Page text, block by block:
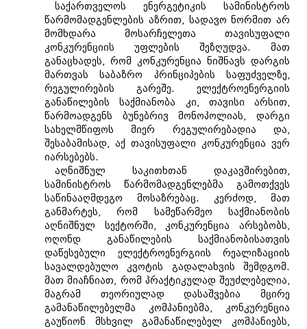
საქართველოს ენერგეტიკის სამინისტროს
წარმომადგენლების აზრით, სადავო ნორმით არ
მომხდარა მოსარჩელეთა თავისუფალი
კონკურენციის უფლების შეზღუდვა. მათ
განაცხადეს, რომ კონკურენცია ნიშნავს დარგის
მართვას საბაზრო პრინციპების საფუძველზე,
რეგულირების გარეშე. ელექტროენერგიის
განაწილების საქმიანობა კი, თავისი არსით,
წარმოადგენს ბუნებრივ მონოპოლიას, დარგი
სახელმწიფოს მიერ რეგულირებადია და,
შესაბამისად, აქ თავისუფალი კონკურენცია ვერ
იარსებებს.
აღნიშნულ საკითხთან დაკავშირებით,
სამინისტროს წარმომადგენლებმა გამოთქვეს
საწინააღმდეგო მოსაზრებაც. კერძოდ, მათ
განმარტეს, რომ სამეწარმეო საქმიანობის
აღნიშნულ სექტორში, კონკურენცია არსებობს,
ოღონდ განაწილების საქმიანობისათვის
დაწესებული ელექტროენერგიის რეალიზაციის
სავალდებულო კვოტის გადალახვის შემდგომ.
მათ მიაჩნიათ, რომ პრაქტიკულად შეუძლებელია,
მაგრამ თეორიულად დასაშვებია მცირე
გამანაწილებელმა კომპანიებმა, კონკურენცია
გაუწიონ მსხვილ გამანაწილებელ კომპანიებს,